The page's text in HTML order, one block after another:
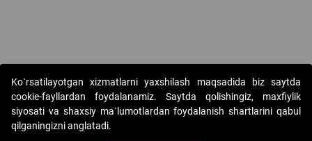
Copyright © 2017-2026. "Elektron onlayn-auksionlarni
Ko`rsatilayotgan xizmatlarni yaxshilash maqsadida biz saytda
cookie-fayllardan foydalanamiz. Saytda qolishingiz, maxfiylik
siyosati va shaxsiy ma`lumotlardan foydalanish shartlarini qabul
qilganingizni anglatadi.